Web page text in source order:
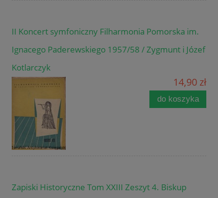
II Koncert symfoniczny Filharmonia Pomorska im.
Ignacego Paderewskiego 1957/58 / Zygmunt i Józef
Kotlarczyk
14,90 zł
do koszyka
Zapiski Historyczne Tom XXIII Zeszyt 4. Biskup